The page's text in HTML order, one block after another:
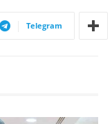
Telegram